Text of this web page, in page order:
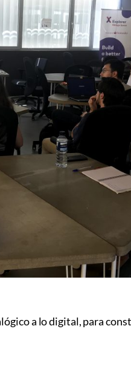
a lo digital, para